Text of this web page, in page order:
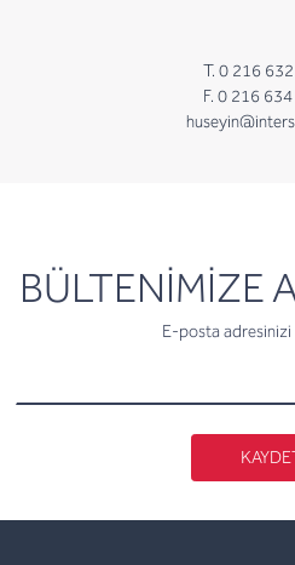
T. 0 216
F. 0 216
BÜLTENİMİZE
E-posta